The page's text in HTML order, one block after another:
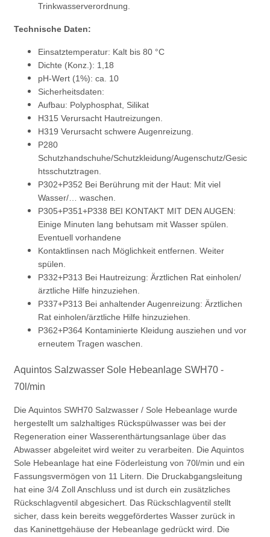
Trinkwasserverordnung.
Technische Daten:
Einsatztemperatur: Kalt bis 80 °C
Dichte (Konz.): 1,18
pH-Wert (1%): ca. 10
Sicherheitsdaten:
Aufbau: Polyphosphat, Silikat
H315 Verursacht Hautreizungen.
H319 Verursacht schwere Augenreizung.
P280
Schutzhandschuhe/Schutzkleidung/Augenschutz/Gesic
htsschutztragen.
P302+P352 Bei Berührung mit der Haut: Mit viel
Wasser/… waschen.
P305+P351+P338 BEI KONTAKT MIT DEN AUGEN:
Einige Minuten lang behutsam mit Wasser spülen.
Eventuell vorhandene
Kontaktlinsen nach Möglichkeit entfernen. Weiter
spülen.
P332+P313 Bei Hautreizung: Ärztlichen Rat einholen/
ärztliche Hilfe hinzuziehen.
P337+P313 Bei anhaltender Augenreizung: Ärztlichen
Rat einholen/ärztliche Hilfe hinzuziehen.
P362+P364 Kontaminierte Kleidung ausziehen und vor
erneutem Tragen waschen.
Aquintos Salzwasser Sole Hebeanlage SWH70 -
70l/min
Die Aquintos SWH70 Salzwasser / Sole Hebeanlage wurde
hergestellt um salzhaltiges Rückspülwasser was bei der
Regeneration einer Wasserenthärtungsanlage über das
Abwasser abgeleitet wird weiter zu verarbeiten. Die Aquintos
Sole Hebeanlage hat eine Föderleistung von 70l/min und ein
Fassungsvermögen von 11 Litern. Die Druckabgangsleitung
hat eine 3/4 Zoll Anschluss und ist durch ein zusätzliches
Rückschlagventil abgesichert. Das Rückschlagventil stellt
sicher, dass kein bereits weggefördertes Wasser zurück in
das Kaninettgehäuse der Hebeanlage gedrückt wird. Die